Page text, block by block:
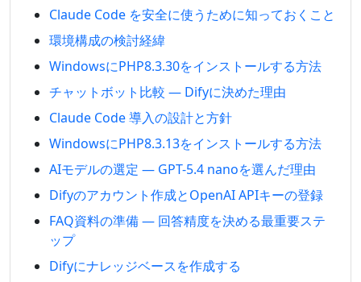
Claude Code を安全に使うために知っておくこと
環境構成の検討経緯
WindowsにPHP8.3.30をインストールする方法
チャットボット比較 — Difyに決めた理由
Claude Code 導入の設計と方針
WindowsにPHP8.3.13をインストールする方法
AIモデルの選定 — GPT-5.4 nanoを選んだ理由
Difyのアカウント作成とOpenAI APIキーの登録
FAQ資料の準備 — 回答精度を決める最重要ステ
ップ
Difyにナレッジベースを作成する